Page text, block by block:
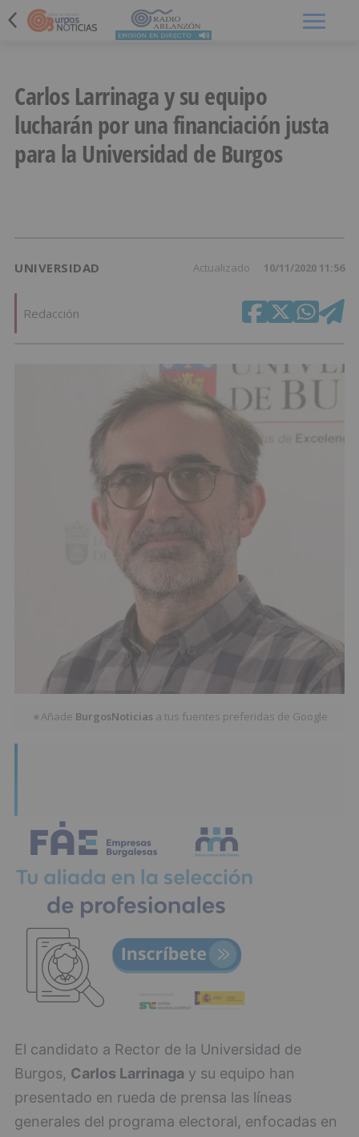
Carlos Larrinaga y su equipo
lucharán por una financiación justa
para la Universidad de Burgos
UNIVERSIDAD Actualizado 10/11/2020 11:56
Redacción
★Añade BurgosNoticias a tus fuentes preferidas de Google
El candidato a Rector de la Universidad de
Burgos, Carlos Larrinaga y su equipo han
presentado en rueda de prensa las líneas
generales del programa electoral, enfocadas en